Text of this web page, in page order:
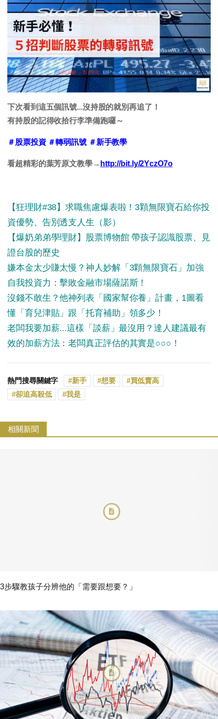
下次看到這五個訊號...沒持股的就別再追了！
有持股的記得收拾行李準備跑囉～
＃股票投資 ＃轉弱訊號 ＃新手教學
看超精彩的葉芳原文教學→ http://bit.ly/2YczO7o
【狂理財#38】求職焦慮爆表啦！3顆無限寶石給你投
資優勢、告別透支人生（影）
【爆奶弟弟學理財】股票博物館 帶孩子認識股票、見
證台股的歷史
嫌本金太少賺太慢？神人妙解「3顆無限寶石」加強
自我投資力：擊敗金融市場薩諾斯！
沒錢不敢生？他神列表「國家幫你養」計畫，1圖看
懂「育兒津貼」跟「托育補助」領多少！
老闆我要加薪...這樣「談薪」最沒用？達人建議最有
效的加薪方法：老闆真正評估的其實是○○○！
熱門搜尋關鍵字 新手 想要
買低賣高
卻追高殺低
我是
相關新聞
3步驟教孩子分辨他的「需要跟想要？」